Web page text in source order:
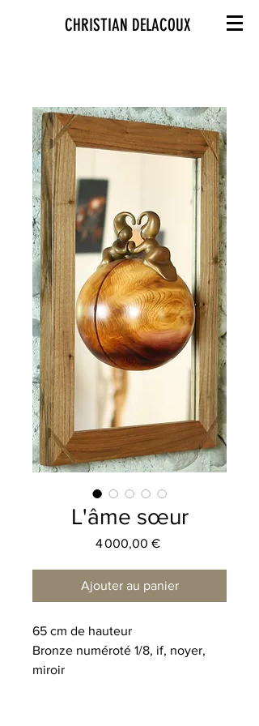
CHRISTIAN DELACOUX
L'âme sœur
4 000,00 €Prix
Ajouter au panier
65 cm de hauteur
Bronze numéroté 1/8, if, noyer,
miroir